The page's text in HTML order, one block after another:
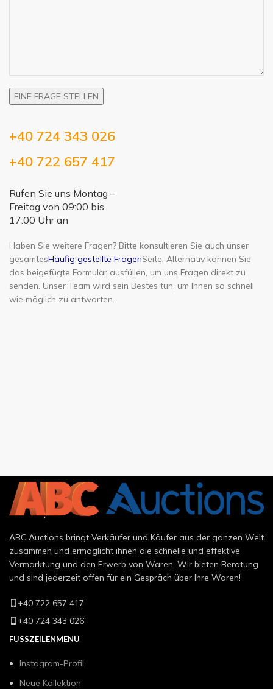
+40 724 343 026
+40 722 657 417
Rufen Sie uns Montag –
Freitag von 09:00 bis
17:00 Uhr an
Haben Sie weitere Fragen? Bitte konsultieren Sie auch unser
gesamtesHäufig gestellte FragenSeite. Alternativ können Sie
das beigefügte Formular ausfüllen, um uns Fragen direkt zu
senden. Unser Team wird sein Bestes tun, um Ihnen so schnell
wie möglich zu antworten.
ABC Auctions bringt Verkäufer und Käufer aus der ganzen Welt
zusammen und ermöglicht ihnen die schnelle und effektive
Vermarktung und den Erwerb von Waren. Wir bieten Beratung
und sind jederzeit offen für ein Gespräch über Ihre Waren!
+40 722 657 417
+40 724 343 026
FUSSZEILENMENÜ
Instagram-Profil
Neue Kollektion